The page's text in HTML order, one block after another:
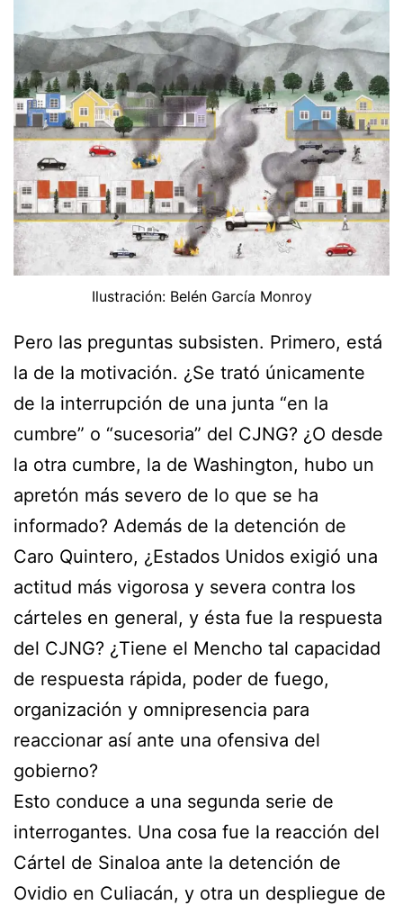
Ilustración: Belén García Monroy
Pero las preguntas subsisten. Primero, está
la de la motivación. ¿Se trató únicamente
de la interrupción de una junta “en la
cumbre” o “sucesoria” del CJNG? ¿O desde
la otra cumbre, la de Washington, hubo un
apretón más severo de lo que se ha
informado? Además de la detención de
Caro Quintero, ¿Estados Unidos exigió una
actitud más vigorosa y severa contra los
cárteles en general, y ésta fue la respuesta
del CJNG? ¿Tiene el Mencho tal capacidad
de respuesta rápida, poder de fuego,
organización y omnipresencia para
reaccionar así ante una ofensiva del
gobierno?
Esto conduce a una segunda serie de
interrogantes. Una cosa fue la reacción del
Cártel de Sinaloa ante la detención de
Ovidio en Culiacán, y otra un despliegue de